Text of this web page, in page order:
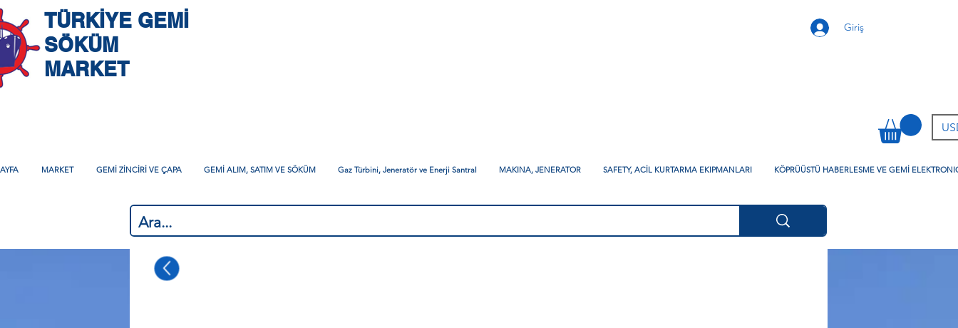
TÜRKİYE GEMİ
SÖKÜM
MARKET
Giriş
MARKET GEMİ ZİNCİRİ VE ÇAPA GEMİ ALIM, SATIM VE SÖKÜM Gaz Türbini, Jeneratör ve Enerji Santral MAKINA, JENERATOR SAFETY, ACİL KURTARMA EKIPMANLARI KÖPRÜÜSTÜ HABERLESME VE GEMİ